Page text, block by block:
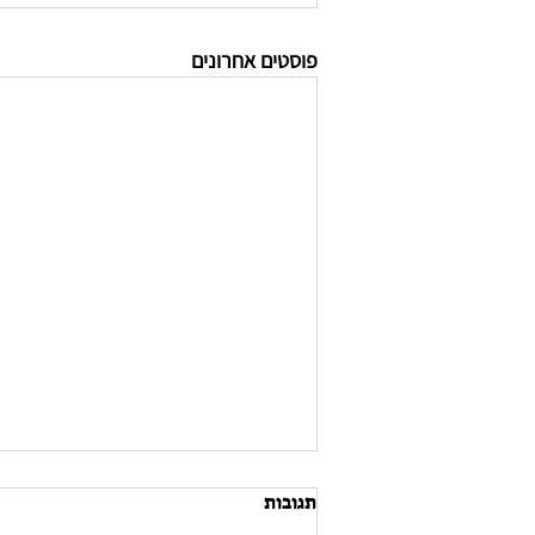
פוסטים אחרונים
תגובות